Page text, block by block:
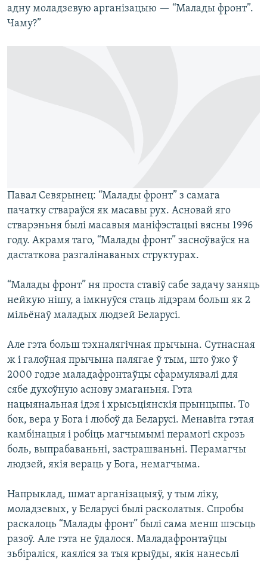
адну моладзевую арганізацыю — “Малады фронт”.
Чаму?”
Павал Севярынец: “Малады фронт” з самага
пачатку ствараўся як масавы рух. Асновай яго
стварэньня былі масавыя маніфэстацыі вясны 1996
году. Акрамя таго, “Малады фронт” засноўваўся на
дастаткова разгалінаваных структурах.
“Малады фронт” ня проста ставіў сабе задачу заняць
нейкую нішу, а імкнуўся стаць лідэрам больш як 2
мільёнаў маладых людзей Беларусі.
Але гэта больш тэхналягічная прычына. Сутнасная
ж і галоўная прычына палягае ў тым, што ўжо ў
2000 годзе маладафронтаўцы сфармулявалі для
сябе духоўную аснову змаганьня. Гэта
нацыянальная ідэя і хрысьціянскія прынцыпы. То
бок, вера у Бога і любоў да Беларусі. Менавіта гэтая
камбінацыя і робіць магчымымі перамогі скрозь
боль, выпрабаваньні, застрашваньні. Перамагчы
людзей, якія вераць у Бога, немагчыма.
Напрыклад, шмат арганізацыяў, у тым ліку,
моладзевых, у Беларусі былі расколатыя. Спробы
раскалоць “Малады фронт” былі сама менш шэсьць
разоў. Але гэта не ўдалося. Маладафронтаўцы
зьбіраліся, каяліся за тыя крыўды, якія нанесьлі